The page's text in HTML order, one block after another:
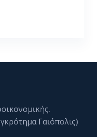
Γαιόπολις)